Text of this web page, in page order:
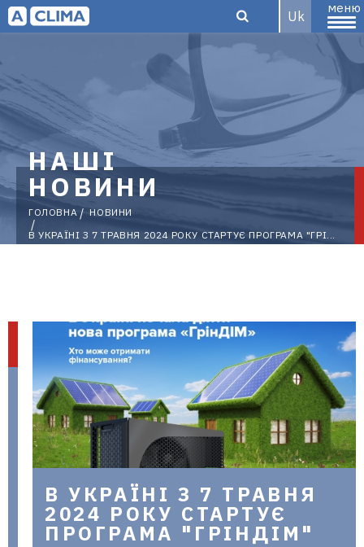
дистриб'ютор
кліматичного
обладнання
в Україні
Uk
меню
НАШІ
НОВИНИ
ГОЛОВНА
НОВИНИ
В УКРАЇНІ З 7 ТРАВНЯ 2024 РОКУ СТАРТУЄ ПРОГРАМА "ГРІ...
В УКРАЇНІ З 7 ТРАВНЯ
2024 РОКУ СТАРТУЄ
ПРОГРАМА "ГРІНДІМ"